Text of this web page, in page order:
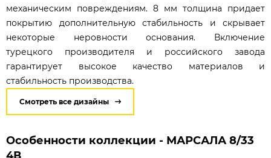
механическим повреждениям. 8 мм толщина придает
покрытию дополнительную стабильность и скрывает
некоторые неровности основания. Включение
турецкого производителя и российского завода
гарантирует высокое качество материалов и
стабильность производства.
Смотреть все дизайны
Особенности коллекции - МАРСАЛА 8/33